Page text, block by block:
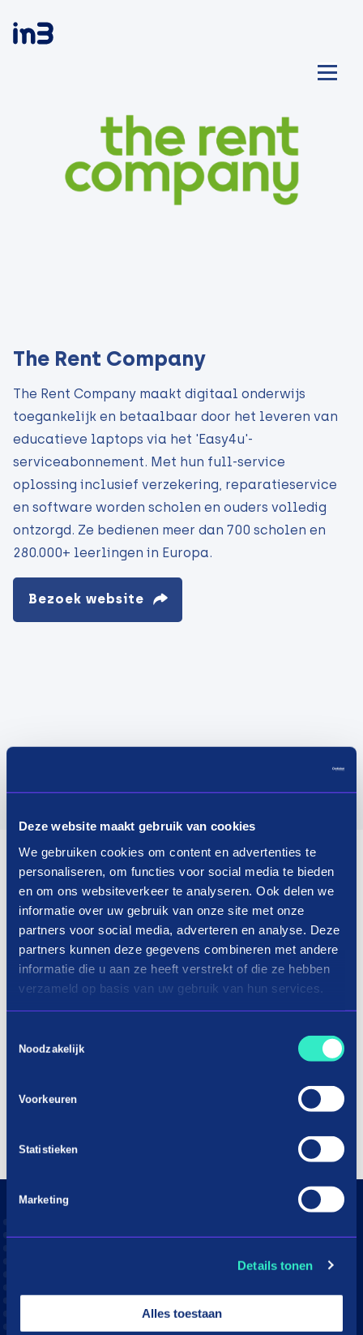
Deze website maakt gebruik van cookies
We gebruiken cookies om content en advertenties te
personaliseren, om functies voor social media te bieden
en om ons websiteverkeer te analyseren. Ook delen we
informatie over uw gebruik van onze site met onze
partners voor social media, adverteren en analyse. Deze
partners kunnen deze gegevens combineren met andere
informatie die u aan ze heeft verstrekt of die ze hebben
verzameld op basis van uw gebruik van hun services.
Noodzakelijk
Voorkeuren
Statistieken
Marketing
Details tonen
Alles toestaan
The Rent Company
The Rent Company maakt digitaal onderwijs
toegankelijk en betaalbaar door het leveren van
educatieve laptops via het 'Easy4u'-
serviceabonnement. Met hun full-service
oplossing inclusief verzekering, reparatieservice
en software worden scholen en ouders volledig
ontzorgd. Ze bedienen meer dan 700 scholen en
280.000+ leerlingen in Europa.
Bezoek website
Klantenservice